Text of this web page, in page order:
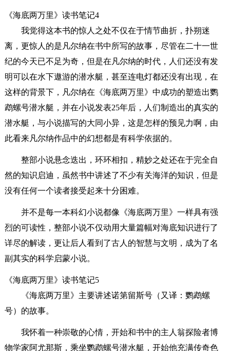
《海底两万里》读书笔记4
我觉得这本书的惊人之处不仅在于情节曲折，扑朔迷
离，更惊人的是凡尔纳在书中所写的故事，尽管在二十一世
纪的今天已不足为奇，但是在凡尔纳的时代，人们还没有发
明可以在水下遨游的潜水艇，甚至连电灯都还没有出现，在
这样的背景下，凡尔纳在《海底两万里》中成功的塑造出鹦
鹉螺号潜水艇，并在小说发表25年后，人们制造出的真实的
潜水艇，与小说描写的大同小异，这是怎样的预见力啊，由
此看来凡尔纳作品中的幻想都是有科学依据的。
整部小说悬念迭出，环环相扣，精妙之处还在于完全自
然的知识启迪，虽然书中讲述了不少有关海洋的知识，但是
没有任何一个读者接受起来十分困难。
并不是每一本科幻小说都像《海底两万里》一样具有强
烈的可读性，整部小说不仅动用大量篇幅对海底知识进行了
详尽的解读，更让后人看到了古人的智慧与文明，成为了名
副其实的科学启蒙小说。
《海底两万里》读书笔记5
《海底两万里》主要讲述诺第留斯号（又译：鹦鹉螺
号）的故事。
我怀着一种崇敬的心情，开始和书中的主人翁探险者博
物学家阿尤那斯，乘坐鹦鹉螺号潜水艇，开始他充满传奇色